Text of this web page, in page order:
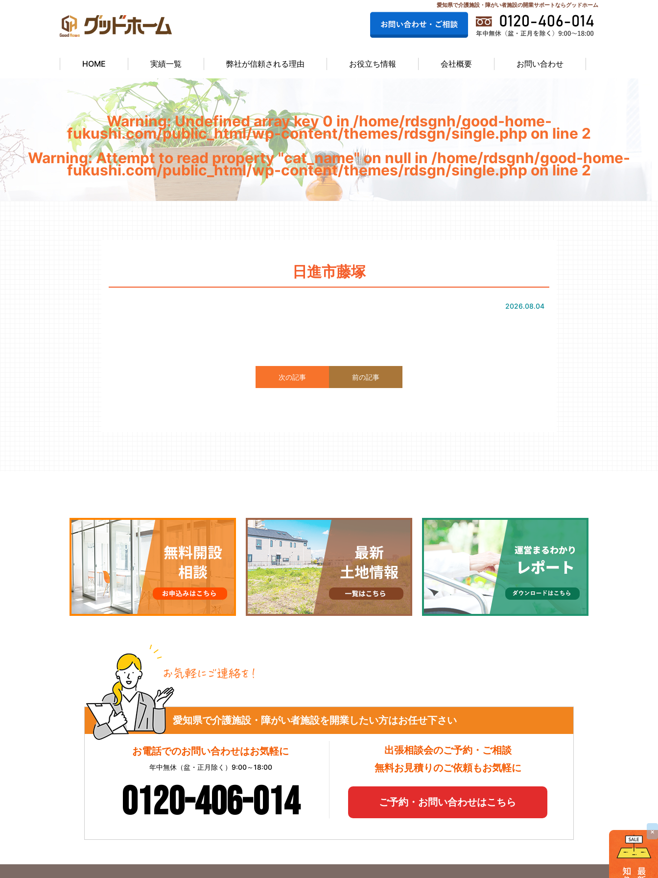
愛知県で介護施設・障がい者施設の開業サポートならグッドホーム
HOME 実績一覧 弊社が信頼される理由 お役立ち情報 会社概要 お問い合わせ
Warning: Undefined array key 0 in /home/rdsgnh/good-home-
fukushi.com/public_html/wp-content/themes/rdsgn/single.php on line 2
Warning: Attempt to read property "cat_name" on null in /home/rdsgnh/good-home-
fukushi.com/public_html/wp-content/themes/rdsgn/single.php on line 2
日進市藤塚
2026.08.04
次の記事 前の記事
愛知県で介護施設・障がい者施設を開業したい方はお任せ下さい
お電話でのお問い合わせはお気軽に
年中無休（盆・正月除く）9:00～18:00
0120-406-014
出張相談会のご予約・ご相談
無料お見積りのご依頼もお気軽に
ご予約・お問い合わせはこちら
×